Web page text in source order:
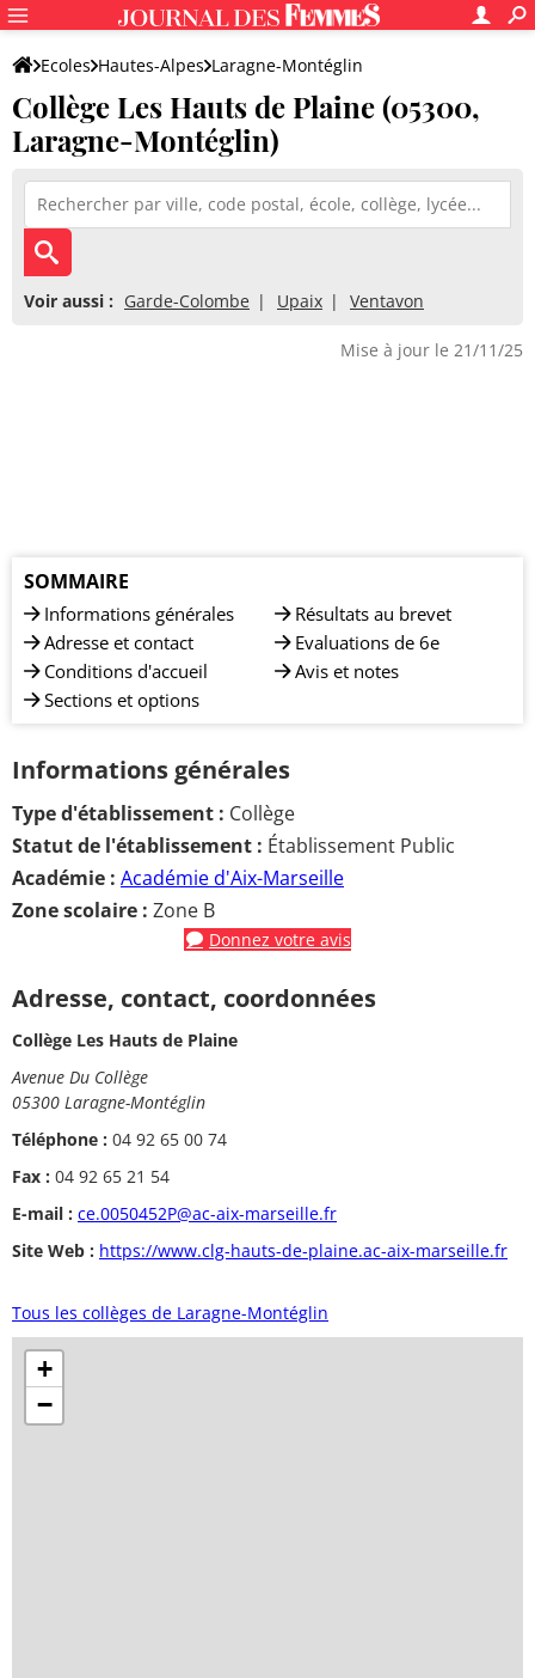
Ecoles Hautes-Alpes Laragne-Montéglin
Collège Les Hauts de Plaine
Collège Les Hauts de Plaine (05300,
Laragne-Montéglin)
Voir aussi : Garde-Colombe Upaix Ventavon
Mise à jour le 21/11/25
SOMMAIRE
Informations générales
Adresse et contact
Conditions d'accueil
Sections et options
Résultats au brevet
Evaluations de 6e
Avis et notes
Informations générales
Type d'établissement : Collège
Statut de l'établissement : Établissement Public
Académie : Académie d'Aix-Marseille
Zone scolaire : Zone B
Donnez votre avis
Adresse, contact, coordonnées
Collège Les Hauts de Plaine
Avenue Du Collège
05300 Laragne-Montéglin
Téléphone : 04 92 65 00 74
Fax : 04 92 65 21 54
E-mail : ce.0050452P@ac-aix-marseille.fr
Site Web : https://www.clg-hauts-de-plaine.ac-aix-marseille.fr
Tous les collèges de Laragne-Montéglin
+
−